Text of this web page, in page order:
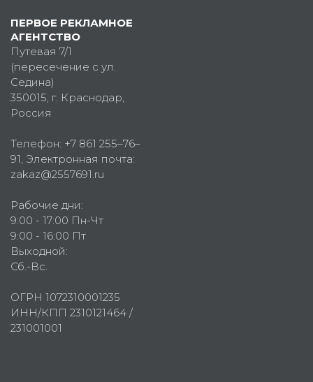
ПЕРВОЕ РЕКЛАМНОЕ
АГЕНТСТВО
Путевая 7/1
(пересечение с ул.
Седина)
350015, г. Краснодар,
Россия
Телефон: +7 861 255–76–
91, Электронная почта:
zakaz@2557691.ru
Рабочие дни:
9:00 - 17:00 Пн-Чт
9:00 - 16:00 Пт
Выходной:
Сб.-Вс.
ОГРН 1072310001235
ИНН/КПП 2310121464 /
231001001